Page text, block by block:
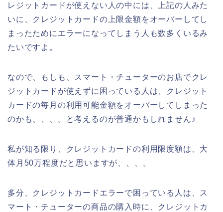
レジットカードが使えない人の中には、上記の人みた
いに、クレジットカードの上限金額をオーバーしてし
まったためにエラーになってしまう人も数多くいるみ
たいですよ。
なので、もしも、スマート・チューターのお店でクレ
ジットカードが使えずに困っている人は、クレジット
カードの毎月の利用可能金額をオーバーしてしまった
のかも、、、。と考えるのが普通かもしれません♪
私が知る限り、クレジットカードの利用限度額は、大
体月50万程度だと思いますが、、、。
多分、クレジットカードエラーで困っている人は、ス
マート・チューターの商品の購入時に、クレジットカ